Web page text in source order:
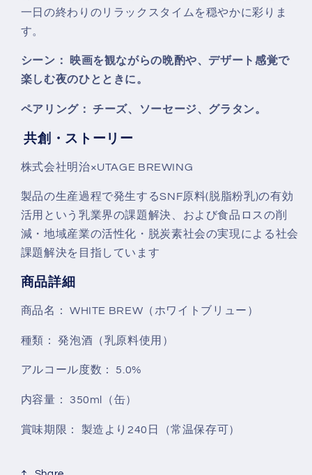
一日の終わりのリラックスタイムを穏やかに彩りま
す。
シーン： 映画を観ながらの晩酌や、デザート感覚で
楽しむ夜のひとときに。
ペアリング： チーズ、ソーセージ、グラタン。
共創・ストーリー
株式会社明治×UTAGE BREWING
製品の生産過程で発生するSNF原料(脱脂粉乳)の有効
活用という乳業界の課題解決、および食品ロスの削
減・地域産業の活性化・脱炭素社会の実現による社会
課題解決を目指しています
商品詳細
商品名： WHITE BREW（ホワイトブリュー）
種類： 発泡酒（乳原料使用）
アルコール度数： 5.0%
内容量： 350ml（缶）
賞味期限： 製造より240日（常温保存可）